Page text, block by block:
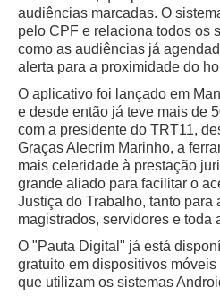
audiências marcadas. O
pelo CPF e relaciona todos os
como as audiências já
alerta para a proximidade do
O aplicativo foi lançado em
e desde então já teve mais de
com a presidente do TRT11,
Graças Alecrim Marinho, a
mais celeridade à prestação
grande aliado para facilitar o
Justiça do Trabalho, tanto para
magistrados, servidores e toda
O "Pauta Digital" já está
gratuito em dispositivos
que utilizam os sistemas